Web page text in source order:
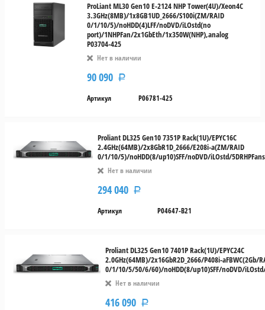
ProLiant ML30 Gen10 E-2124 NHP Tower(4U)/Xeon4C
3.3GHz(8MB)/1x8GB1UD_2666/S100i(ZM/RAID
0/1/10/5)/noHDD(4)LFF/noDVD/iLOstd(no
port)/1NHPFan/2x1GbEth/1x350W(NHP),analog
P03704-425
Нет в наличии
90 090 Р
Артикул P06781-425
Proliant DL325 Gen10 7351P Rack(1U)/EPYC16C
2.4GHz(64MB)/2x8GbR1D_2666/E208i-a(ZM/RAID
0/1/10/5)/noHDD(8/up10)SFF/noDVD/iLOstd/
Нет в наличии
294 040 Р
Артикул P04647-B21
Proliant DL325 Gen10 7401P Rack(1U)/EPYC24C
2.0GHz(64MB)/2x16GbR2D_2666/P408i-aFBWC(2Gb/
0/1/10/5/50/6/60)/noHDD(8/up10)SFF/noDVD/
Нет в наличии
416 090 Р